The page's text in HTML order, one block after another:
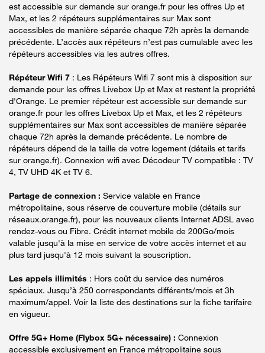
est accessible sur demande sur orange.fr pour les offres Up et
Max, et les 2 répéteurs supplémentaires sur Max sont
accessibles de manière séparée chaque 72h après la demande
précédente. L’accès aux répéteurs n’est pas cumulable avec les
répéteurs accessibles via les autres offres.
Répéteur Wifi 7 : Les Répéteurs Wifi 7 sont mis à disposition sur
demande pour les offres Livebox Up et Max et restent la propriété
d'Orange. Le premier répéteur est accessible sur demande sur
orange.fr pour les offres Livebox Up et Max, et les 2 répéteurs
supplémentaires sur Max sont accessibles de manière séparée
chaque 72h après la demande précédente. Le nombre de
répéteurs dépend de la taille de votre logement (détails et tarifs
sur orange.fr). Connexion wifi avec Décodeur TV compatible : TV
4, TV UHD 4K et TV 6.
Partage de connexion : Service valable en France
métropolitaine, sous réserve de couverture mobile (détails sur
réseaux.orange.fr), pour les nouveaux clients Internet ADSL avec
rendez-vous ou Fibre. Crédit internet mobile de 200Go/mois
valable jusqu'à la mise en service de votre accès internet et au
plus tard jusqu'à 12 mois suivant la souscription.
Les appels illimités : Hors coût du service des numéros
spéciaux. Jusqu’à 250 correspondants différents/mois et 3h
maximum/appel. Voir la liste des destinations sur la fiche tarifaire
en vigueur.
Offre 5G+ Home (Flybox 5G+ nécessaire) : Connexion
accessible exclusivement en France métropolitaine sous